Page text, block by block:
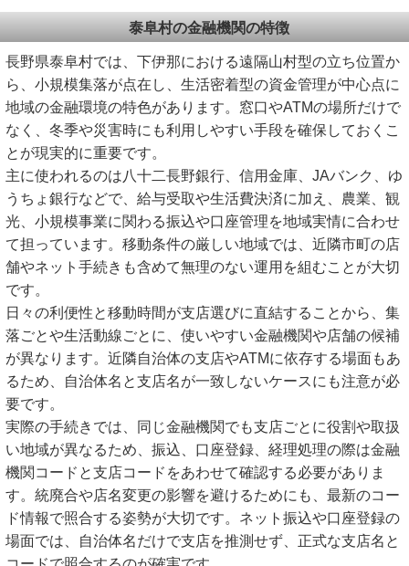
泰阜村の金融機関の特徴
長野県泰阜村では、下伊那における遠隔山村型の立ち位置か
ら、小規模集落が点在し、生活密着型の資金管理が中心点に
地域の金融環境の特色があります。窓口やATMの場所だけで
なく、冬季や災害時にも利用しやすい手段を確保しておくこ
とが現実的に重要です。
主に使われるのは八十二長野銀行、信用金庫、JAバンク、ゆ
うちょ銀行などで、給与受取や生活費決済に加え、農業、観
光、小規模事業に関わる振込や口座管理を地域実情に合わせ
て担っています。移動条件の厳しい地域では、近隣市町の店
舗やネット手続きも含めて無理のない運用を組むことが大切
です。
日々の利便性と移動時間が支店選びに直結することから、集
落ごとや生活動線ごとに、使いやすい金融機関や店舗の候補
が異なります。近隣自治体の支店やATMに依存する場面もあ
るため、自治体名と支店名が一致しないケースにも注意が必
要です。
実際の手続きでは、同じ金融機関でも支店ごとに役割や取扱
い地域が異なるため、振込、口座登録、経理処理の際は金融
機関コードと支店コードをあわせて確認する必要がありま
す。統廃合や店名変更の影響を避けるためにも、最新のコー
ド情報で照合する姿勢が大切です。ネット振込や口座登録の
場面では、自治体名だけで支店を推測せず、正式な支店名と